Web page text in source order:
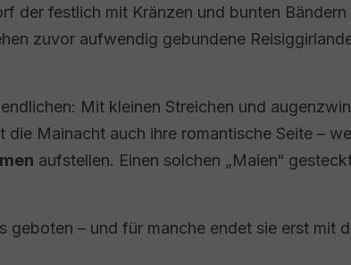
der festlich mit Kränzen und bunten
zuvor aufwendig gebundene
Mit kleinen Streichen und
Mainacht auch ihre romantische Seite –
aufstellen. Einen solchen „Maien“
– und für manche endet sie erst mit